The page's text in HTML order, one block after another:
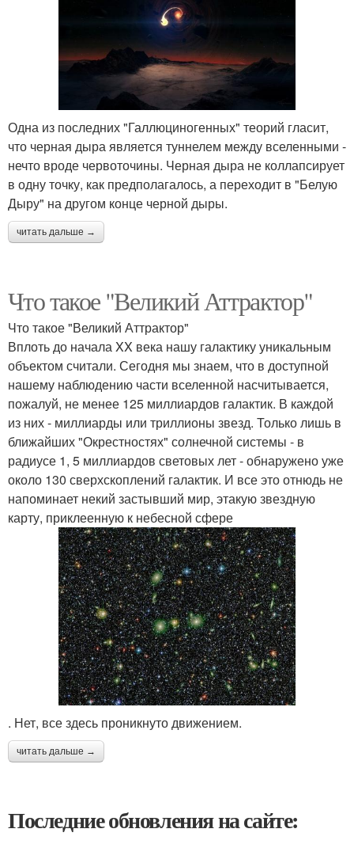
Одна из последних "Галлюциногенных" теорий гласит,
что черная дыра является туннелем между вселенными -
нечто вроде червоточины. Черная дыра не коллапсирует
в одну точку, как предполагалось, а переходит в "Белую
Дыру" на другом конце черной дыры.
читать дальше →
Что такое "Великий Аттрактор"
Что такое "Великий Аттрактор"
Вплоть до начала XX века нашу галактику уникальным
объектом считали. Сегодня мы знаем, что в доступной
нашему наблюдению части вселенной насчитывается,
пожалуй, не менее 125 миллиардов галактик. В каждой
из них - миллиарды или триллионы звезд. Только лишь в
ближайших "Окрестностях" солнечной системы - в
радиусе 1, 5 миллиардов световых лет - обнаружено уже
около 130 сверхскоплений галактик. И все это отнюдь не
напоминает некий застывший мир, этакую звездную
карту, приклеенную к небесной сфере
. Нет, все здесь проникнуто движением.
читать дальше →
Последние обновления на сайте: